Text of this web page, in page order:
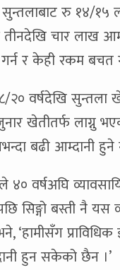
रु १४/१५
तीनदेखि चार लाख
र केही रकम
२० वर्षदेखि
खेतीतर्फ लाग्नु
बढी आम्दानी
वर्षअघि
सिङ्गो बस्ती नै
‘हामीसँग
हुन सकेको छैन ।’